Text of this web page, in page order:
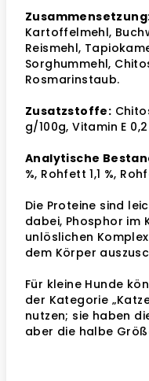
Kartoffelmehl,
Reismehl,
Sorghummehl,
Rosmarinstaub.
Zusatzstoffe:
g/100g, Vitamin E
Analytische
%, Rohfett 1,1 %,
Die Proteine sind
dabei, Phosphor im
unlöslichen
dem Körper
Für kleine Hunde
der Kategorie
nutzen; sie haben
aber die halbe